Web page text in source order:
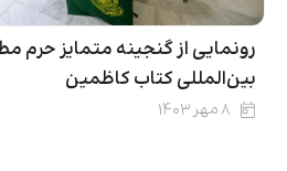
رونمایی از گنجینه متمایز حرم
بین‌المللی کتاب کاظمین
۸ مهر ۱۴۰۳